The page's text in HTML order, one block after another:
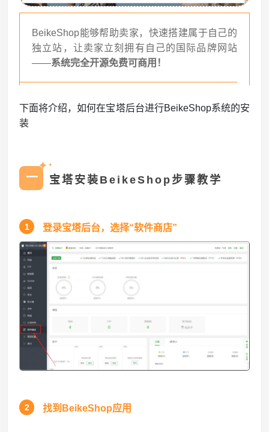
BeikeShop能够帮助卖家，快速搭建属于自己的
独立站，让卖家立刻拥有自己的国际品牌网站
——系统完全开源免费可商用！
下面将介绍，如何在宝塔后台进行BeikeShop系统的安
装
✦ ✦
一 宝塔安装BeikeShop步骤教学
1 登录宝塔后台，选择“软件商店”
2 找到BeikeShop应用